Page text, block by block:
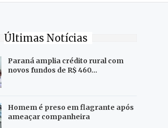
Últimas Notícias
Paraná amplia crédito rural com
novos fundos de R$ 460…
Homem é preso em flagrante após
ameaçar companheira